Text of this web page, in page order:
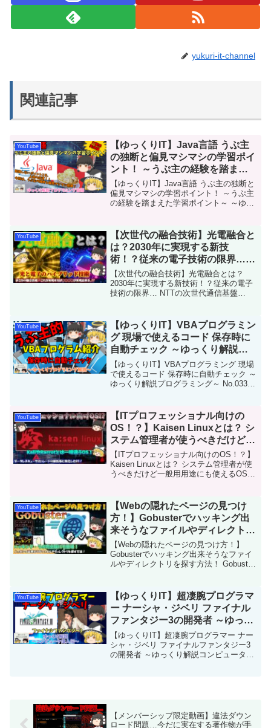
yukuri-it-channel
関連記事
YouTube
【ゆっくりIT】Java言語 うぷ主
の独断と偏見マシマシの学習ポイ
ント！ ～うぷ主の経験を踏まえ
た学習ポイント～ ～ゆっくり解
説プログラミング言語～ No.080
【ゆっくりIT】Java言語 うぷ主の独断と
偏見マシマシの学習ポイント！ ～うぷ主
の経験を踏まえた学習ポイント～ ～ゆっ
て、うぷ主の独断と偏見をマシマシ！そ
して経験を...
YouTube
【次世代の融合技術】光電融合と
は？2030年に実現する新技
術！？従来の電子技術の限界…
NTTの次世代通信基盤「IOWN」
とは？ 2025年大阪・関西万博で
ついに！ No.161
【次世代の融合技術】光電融合とは？
2030年に実現する新技術！？従来の電子
技術の限界… NTTの次世代通信基盤
解説します。現代のコンピュータは、電
子回路...
YouTube
【ゆっくりIT】VBAプログラミン
グ 現場で使えるコード 保存時に
自動チェック ～ゆっくり解説プ
ログラミング～ No.033
【ゆっくりIT】VBAプログラミング 現場
で使えるコード 保存時に自動チェック ～
ゆっくり解説プログラミング～ No.033う
ぷ主の経験上、どこの現場でも使えた一
般的...
YouTube
【ITプロフェッショナル向けの
OS！？】Kaisen Linuxとは？ シ
ステム管理者が使うべきだけど一
般用用途にも使えるOS！ No.130
【ITプロフェッショナル向けのOS！？】
Kaisen Linuxとは？ システム管理者が使
うべきだけど一般用用途にも使えるOS！
比較的新しいLi...
YouTube
【Webの隠れたページの見つけ
方！】Gobusterでハッキング出
来そうなファイルやディレクトリ
を探す方法！ Gobusterと
DirBusterと違い ハッキング・ラ
ボ完全版でも使用 No.116
【Webの隠れたページの見つけ方！】
Gobusterでハッキング出来そうなファイ
ルやディレクトリを探す方法！ Gobuster
ールかつハッキングツー...
YouTube
【ゆっくりIT】超凄腕プログラマ
ー ナーシャ・ジベリ ファイナル
ファンタジー3の開発者 ～ゆっく
り解説コンピュータ偉人伝～
No.028
【ゆっくりIT】超凄腕プログラマー ナー
シャ・ジベリ ファイナルファンタジー3
の開発者 ～ゆっくり解説コンピュータ偉
【メンバーシップ限定動画】違法ダウン
ロード問題…今だに実在する著作物が手